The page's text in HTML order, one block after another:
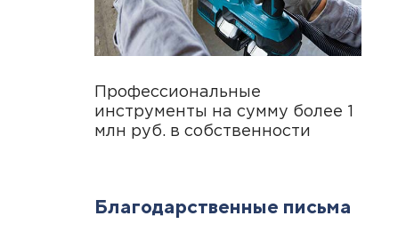
Профессиональные
инструменты на сумму более 1
млн руб. в собственности
Благодарственные письма